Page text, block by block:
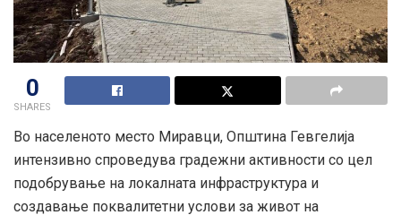
0
SHARES
Во населеното место Миравци, Општина Гевгелија
интензивно спроведува градежни активности со цел
подобрување на локалната инфраструктура и
создавање поквалитетни услови за живот на